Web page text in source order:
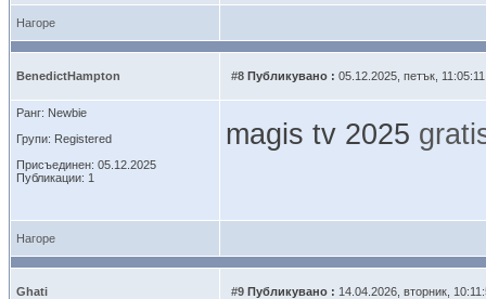
Нагоре
BenedictHampton #8 Публикувано : 05.12.2025, петък, 11:05:11
Ранг: Newbie
Групи: Registered
Присъединен: 05.12.2025
Публикации: 1
magis tv 2025
Нагоре
Ghati #9 Публикувано : 14.04.2026, вторник,